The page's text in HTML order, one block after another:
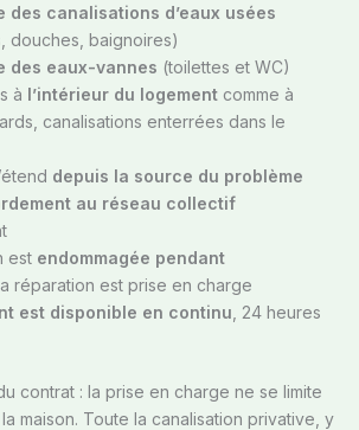
des canalisations d’eaux usées
douches, baignoires)
des eaux-vannes (toilettes et WC)
à l’intérieur du logement comme à
canalisations enterrées dans le
depuis la source du problème
au réseau collectif
est endommagée pendant
la réparation est prise en charge
est disponible en continu , 24 heures
contrat : la prise en charge ne se limite
maison. Toute la canalisation privative, y